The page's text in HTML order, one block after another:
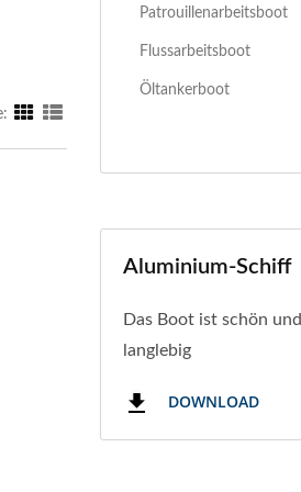
Patrouillenarbeitsboot
Flussarbeitsboot
Öltankerboot
Aluminium-Schiff
Das Boot ist schön und
langlebig
DOWNLOAD